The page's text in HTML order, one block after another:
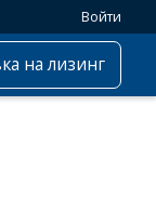
Войти
на лизинг